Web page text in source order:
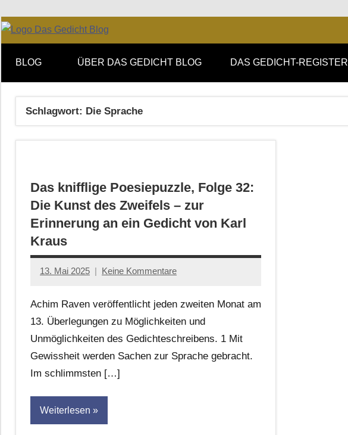
Inhalt
DAS
GEDICHT
blog
von
DAS
GEDICHT.
Zeitschrift
Kritik
BLOG ÜBER DAS GEDICHT BLOG DAS GEDICHT-REGISTER
Schlagwort: Die Sprache
Das knifflige Poesiepuzzle, Folge 32:
Die Kunst des Zweifels – zur
Erinnerung an ein Gedicht von Karl
Kraus
13. Mai 2025
Jan-
Hornauer
für
dasgedichtblog
Keine Kommentare
Achim Raven veröffentlicht jeden zweiten Monat am
13. Überlegungen zu Möglichkeiten und
Unmöglichkeiten des Gedichteschreibens. 1 Mit
Gewissheit werden Sachen zur Sprache gebracht.
Im schlimmsten […]
Weiterlesen